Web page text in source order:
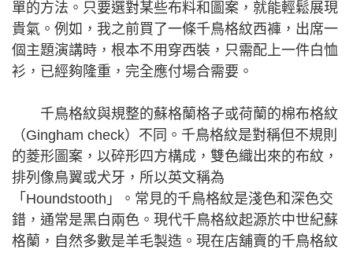
單的方法。只要選對某些布料和圖案，就能輕鬆展現
貴氣。例如，我之前買了一條千鳥格紋西褲，出席一
個主題演講時，根本不用穿西裝，只需配上一件白恤
衫，已經夠隆重，完全應付場合需要。
千鳥格紋與規整的蘇格蘭格子或荷蘭的棉布格紋
（Gingham check）不同。千鳥格紋是對稱但不規則
的菱形圖案，以碎形四方構成，雙色織出來的布紋，
排列像鳥翼或犬牙，所以英文稱為
「Houndstooth」。常見的千鳥格紋是淺色和深色交
錯，通常是黑白兩色。現代千鳥格紋起源於中世紀蘇
格蘭，自然多數是羊毛製造。現在店舖賣的千鳥格紋